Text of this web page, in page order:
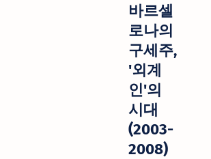
바르셀
로나의
구세주,
'외계
인'의
시대
(2003-
2008)